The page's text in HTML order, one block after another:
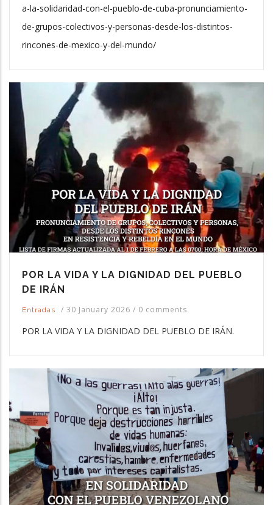
a-la-solidaridad-con-el-pueblo-de-cuba-pronunciamiento-
de-grupos-colectivos-y-personas-desde-los-distintos-
rincones-de-mexico-y-del-mundo/
POR LA VIDA Y LA DIGNIDAD DEL PUEBLO
DE IRÁN
Entradas / 30 January 2026 / 0 comments
POR LA VIDA Y LA DIGNIDAD DEL PUEBLO DE IRÁN.